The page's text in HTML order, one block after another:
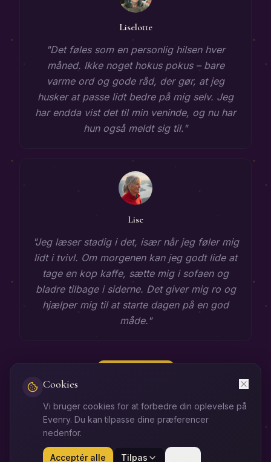
Liselotte
"Det føles som en personlig hilsen hver
måned. Ikke noget hokus pokus – bare
varme ord og gode råd, der gør, at jeg
husker at passe lidt bedre på mig selv. Jeg
har endda vist det til min veninde, og nu har
hun også meldt sig til."
Lise
"Jeg læser stadig i det, især når jeg føler mig
lidt i tvivl. Om morgenen kan jeg godt lide at
tage en kop kaffe, sætte mig i sofaen og
bladre tilbage i siderne. Det giver mig ro og
hjælper mig til at starte dagen på en god
måde."
Gratis ugehoroskop Astrologiens rejse
Bibliotek
Medlems- og Handelsbetingelser
Privatlivspolitik
Cookies
Vi bruger cookies for at forbedre din oplevelse på
Evenry. Du kan tilpasse dine præferencer
nedenfor.
Acceptér alle Tilpas